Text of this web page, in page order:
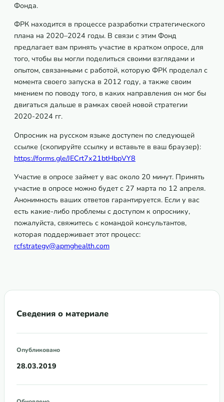
Фонда.
ФРК находится в процессе разработки стратегического
плана на 2020–2024 годы. В связи с этим Фонд
предлагает вам принять участие в кратком опросе, для
того, чтобы вы могли поделиться своими взглядами и
опытом, связанными с работой, которую ФРК проделал с
момента своего запуска в 2012 году, а также своим
мнением по поводу того, в каких направления он мог бы
двигаться дальше в рамках своей новой стратегии
2020-2024 гг.
Опросник на русском языке доступен по следующей
ссылке (скопируйте ссылку и вставьте в ваш браузер):
https://forms.gle/JECrt7x21btHbpVY8
Участие в опросе займет у вас около 20 минут. Принять
участие в опросе можно будет с 27 марта по 12 апреля.
Анонимность ваших ответов гарантируется. Если у вас
есть какие-либо проблемы с доступом к опроснику,
пожалуйста, свяжитесь с командой консультантов,
которая поддерживает этот процесс:
rcfstrategy@apmghealth.com
Сведения о материале
Опубликовано
28.03.2019